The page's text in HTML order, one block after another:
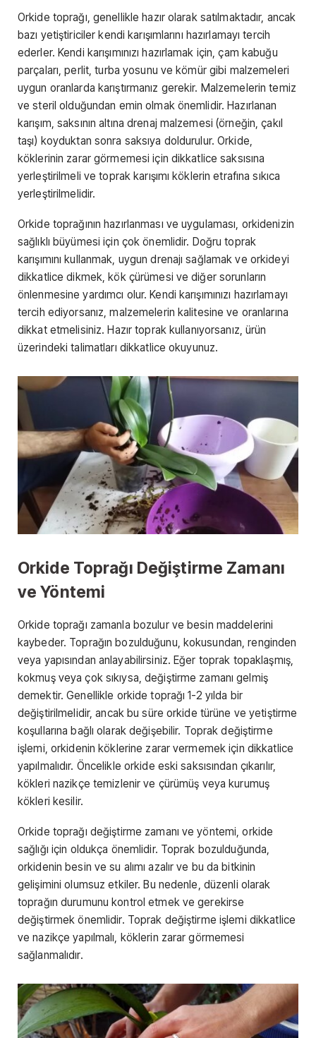
Orkide toprağı, genellikle hazır olarak satılmaktadır, ancak
bazı yetiştiriciler kendi karışımlarını hazırlamayı tercih
ederler. Kendi karışımınızı hazırlamak için, çam kabuğu
parçaları, perlit, turba yosunu ve kömür gibi malzemeleri
uygun oranlarda karıştırmanız gerekir. Malzemelerin temiz
ve steril olduğundan emin olmak önemlidir. Hazırlanan
karışım, saksının altına drenaj malzemesi (örneğin, çakıl
taşı) koyduktan sonra saksıya doldurulur. Orkide,
köklerinin zarar görmemesi için dikkatlice saksısına
yerleştirilmeli ve toprak karışımı köklerin etrafına sıkıca
yerleştirilmelidir.
Orkide toprağının hazırlanması ve uygulaması, orkidenizin
sağlıklı büyümesi için çok önemlidir. Doğru toprak
karışımını kullanmak, uygun drenajı sağlamak ve orkideyi
dikkatlice dikmek, kök çürümesi ve diğer sorunların
önlenmesine yardımcı olur. Kendi karışımınızı hazırlamayı
tercih ediyorsanız, malzemelerin kalitesine ve oranlarına
dikkat etmelisiniz. Hazır toprak kullanıyorsanız, ürün
üzerindeki talimatları dikkatlice okuyunuz.
Orkide Toprağı Değiştirme Zamanı
ve Yöntemi
Orkide toprağı zamanla bozulur ve besin maddelerini
kaybeder. Toprağın bozulduğunu, kokusundan, renginden
veya yapısından anlayabilirsiniz. Eğer toprak topaklaşmış,
kokmuş veya çok sıkıysa, değiştirme zamanı gelmiş
demektir. Genellikle orkide toprağı 1-2 yılda bir
değiştirilmelidir, ancak bu süre orkide türüne ve yetiştirme
koşullarına bağlı olarak değişebilir. Toprak değiştirme
işlemi, orkidenin köklerine zarar vermemek için dikkatlice
yapılmalıdır. Öncelikle orkide eski saksısından çıkarılır,
kökleri nazikçe temizlenir ve çürümüş veya kurumuş
kökleri kesilir.
Orkide toprağı değiştirme zamanı ve yöntemi, orkide
sağlığı için oldukça önemlidir. Toprak bozulduğunda,
orkidenin besin ve su alımı azalır ve bu da bitkinin
gelişimini olumsuz etkiler. Bu nedenle, düzenli olarak
toprağın durumunu kontrol etmek ve gerekirse
değiştirmek önemlidir. Toprak değiştirme işlemi dikkatlice
ve nazikçe yapılmalı, köklerin zarar görmemesi
sağlanmalıdır.